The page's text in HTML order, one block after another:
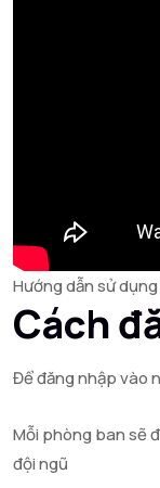
Hướng dẫn sử
Cách
Để đăng nhập vào
Mỗi phòng ban sẽ
đội ngũ